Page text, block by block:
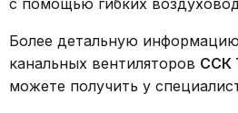
с помощью гибких
Более детальную
канальных вентиляторов ССК
можете получить у